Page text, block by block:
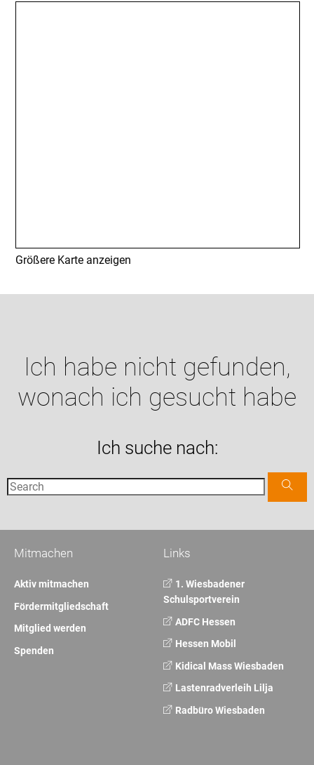
Größere Karte anzeigen
Ich habe nicht gefunden,
wonach ich gesucht habe
Ich suche nach:
Links
1. Wiesbadener
Schulsportverein
ADFC Hessen
Hessen Mobil
Kidical Mass Wiesbaden
Lastenradverleih Lilja
Radbüro Wiesbaden
Mitmachen
Aktiv mitmachen
Fördermitgliedschaft
Mitglied werden
Spenden